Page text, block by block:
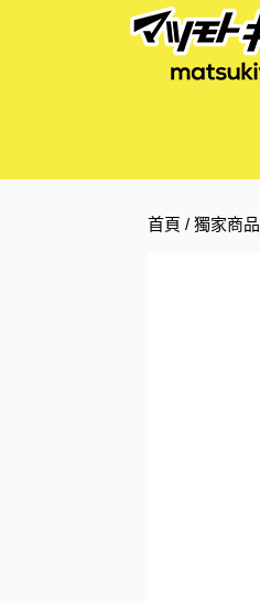
首頁 /獨家商品